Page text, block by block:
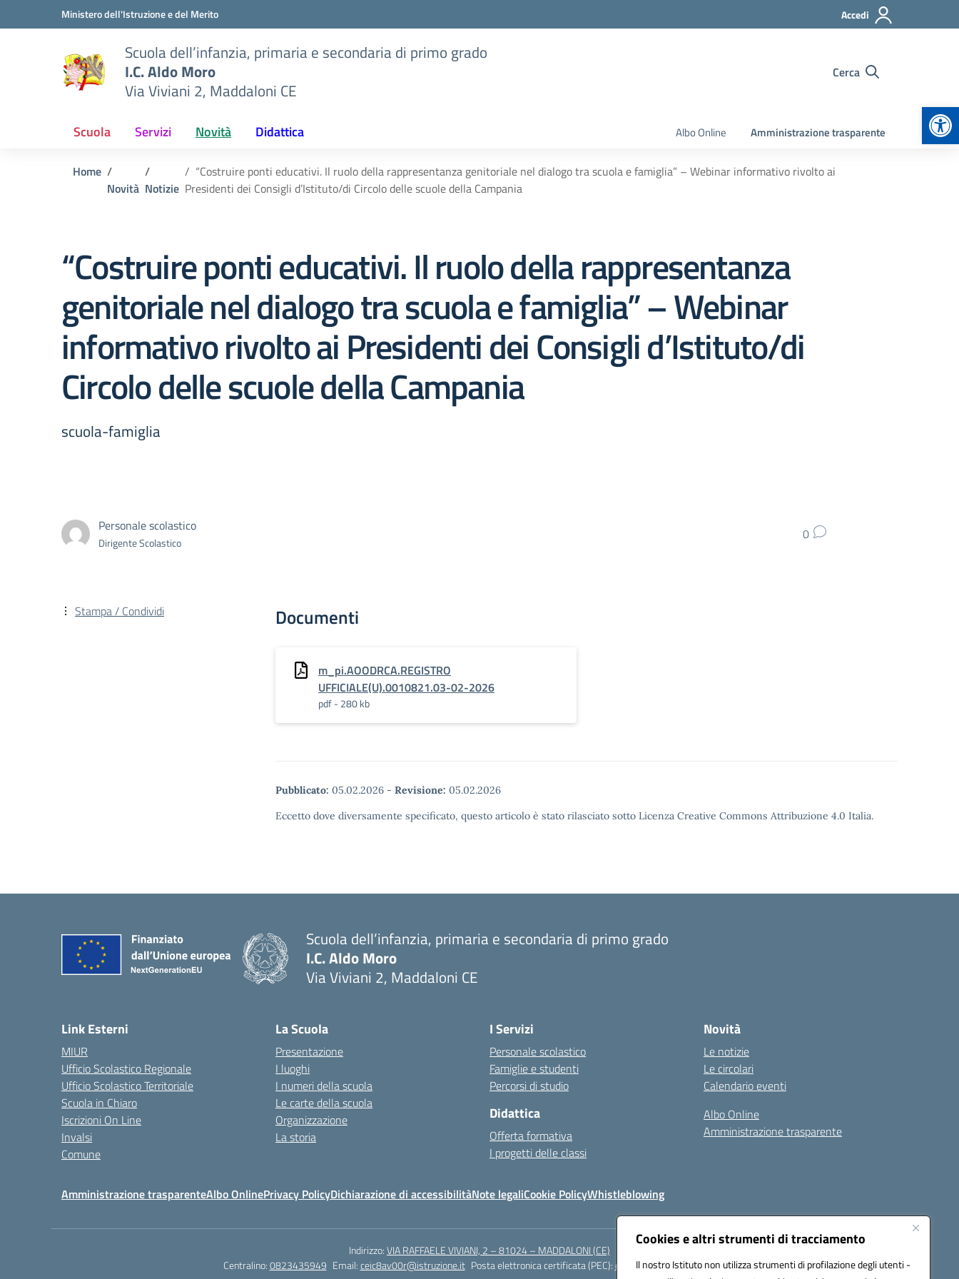
Cookies e altri strumenti di tracciamento
Il nostro Istituto non utilizza strumenti di profilazione degli utenti -
Vai ai contenuti
Vai al menu di navigazioneMinistero dell'Istruzione e del Merito Accedi
Scuola dell’infanzia, primaria e secondaria di primo grado
I.C. Aldo Moro
Via Viviani 2, Maddaloni CE
Cerca
Scuola Servizi Novità Didattica Albo Online Amministrazione trasparente
Home
Novità Notizie
“Costruire ponti educativi. Il ruolo della rappresentanza genitoriale nel dialogo tra scuola e famiglia” – Webinar informativo rivolto ai
Presidenti dei Consigli d’Istituto/di Circolo delle scuole della Campania
“Costruire ponti educativi. Il ruolo della rappresentanza
genitoriale nel dialogo tra scuola e famiglia” – Webinar
informativo rivolto ai Presidenti dei Consigli d’Istituto/di
Circolo delle scuole della Campania
scuola-famiglia
Personale scolastico
Dirigente Scolastico 0
Documenti
m_pi.AOODRCA.REGISTRO
UFFICIALE(U).0010821.03-02-2026
pdf - 280 kb
Pubblicato: 05.02.2026 - Revisione: 05.02.2026
Eccetto dove diversamente specificato, questo articolo è stato rilasciato sotto Licenza Creative Commons Attribuzione 4.0 Italia.
Stampa / Condividi
Scuola dell’infanzia, primaria e secondaria di primo grado
I.C. Aldo Moro
Via Viviani 2, Maddaloni CE
Link Esterni
MIUR
Ufficio Scolastico Regionale
Ufficio Scolastico Territoriale
Scuola in Chiaro
Iscrizioni On Line
Invalsi
Comune
La Scuola
Presentazione
I luoghi
I numeri della scuola
Le carte della scuola
Organizzazione
La storia
I Servizi
Personale scolastico
Famiglie e studenti
Percorsi di studio
Didattica
Offerta formativa
I progetti delle classi
Novità
Le notizie
Le circolari
Calendario eventi
Albo Online
Amministrazione trasparente
Amministrazione trasparenteAlbo OnlinePrivacy PolicyDichiarazione di accessibilitàNote legaliCookie PolicyWhistleblowing
Indirizzo:VIA RAFFAELE VIVIANI, 2 – 81024 – MADDALONI (CE)
Centralino:0823435949 Email:ceic8av00r@istruzione.it Posta elettronica certificata (PEC):ceic8av00r@pec.istruzione.it